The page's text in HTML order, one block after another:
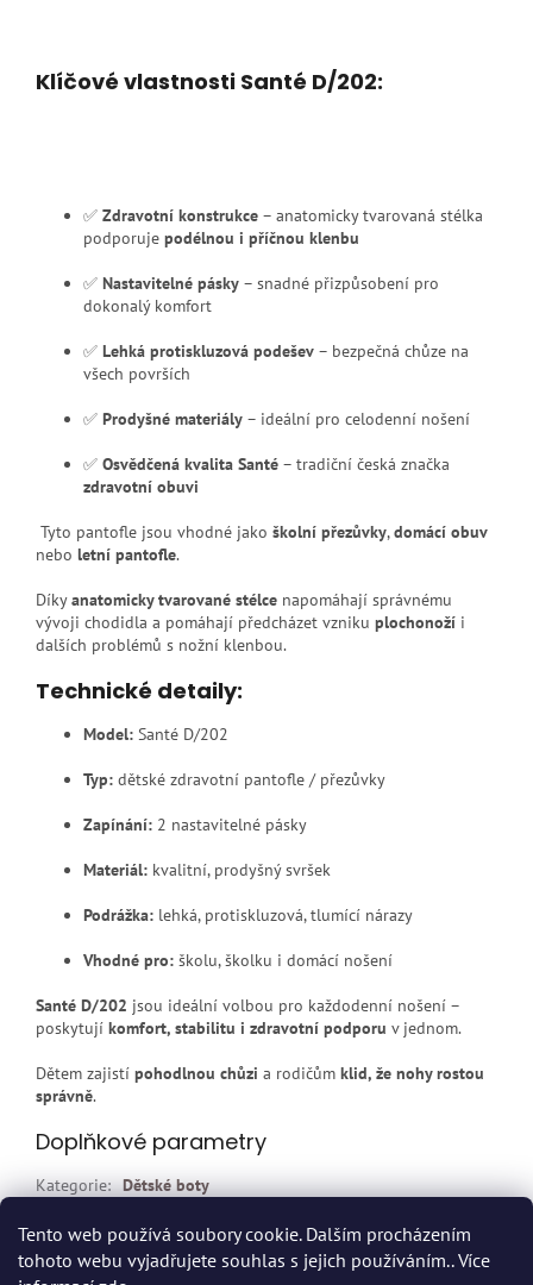
Tento web používá soubory cookie. Dalším procházením
tohoto webu vyjadřujete souhlas s jejich používáním.. Více
Klíčové vlastnosti Santé D/202:
✅ Zdravotní konstrukce – anatomicky tvarovaná stélka
podporuje podélnou i příčnou klenbu
✅ Nastavitelné pásky – snadné přizpůsobení pro
dokonalý komfort
✅ Lehká protiskluzová podešev – bezpečná chůze na
všech površích
✅ Prodyšné materiály – ideální pro celodenní nošení
✅ Osvědčená kvalita Santé – tradiční česká značka
zdravotní obuvi
Tyto pantofle jsou vhodné jako školní přezůvky,domácí obuv
nebo letní pantofle.
Díkyanatomicky tvarované stélce napomáhají správnému
vývoji chodidla a pomáhají předcházet vzniku plochonoží i
dalších problémů s nožní klenbou.
Technické detaily:
Model: Santé D/202
Typ: dětské zdravotní pantofle / přezůvky
Zapínání: 2 nastavitelné pásky
Materiál: kvalitní, prodyšný svršek
Podrážka: lehká, protiskluzová, tlumící nárazy
Vhodné pro: školu, školku i domácí nošení
Santé D/202 jsou ideální volbou pro každodenní nošení –
poskytují komfort, stabilitu i zdravotní podporu v jednom.
Dětem zajistí pohodlnou chůzi a rodičům klid, že nohy rostou
správně.
Doplňkové parametry
Kategorie: Dětské boty